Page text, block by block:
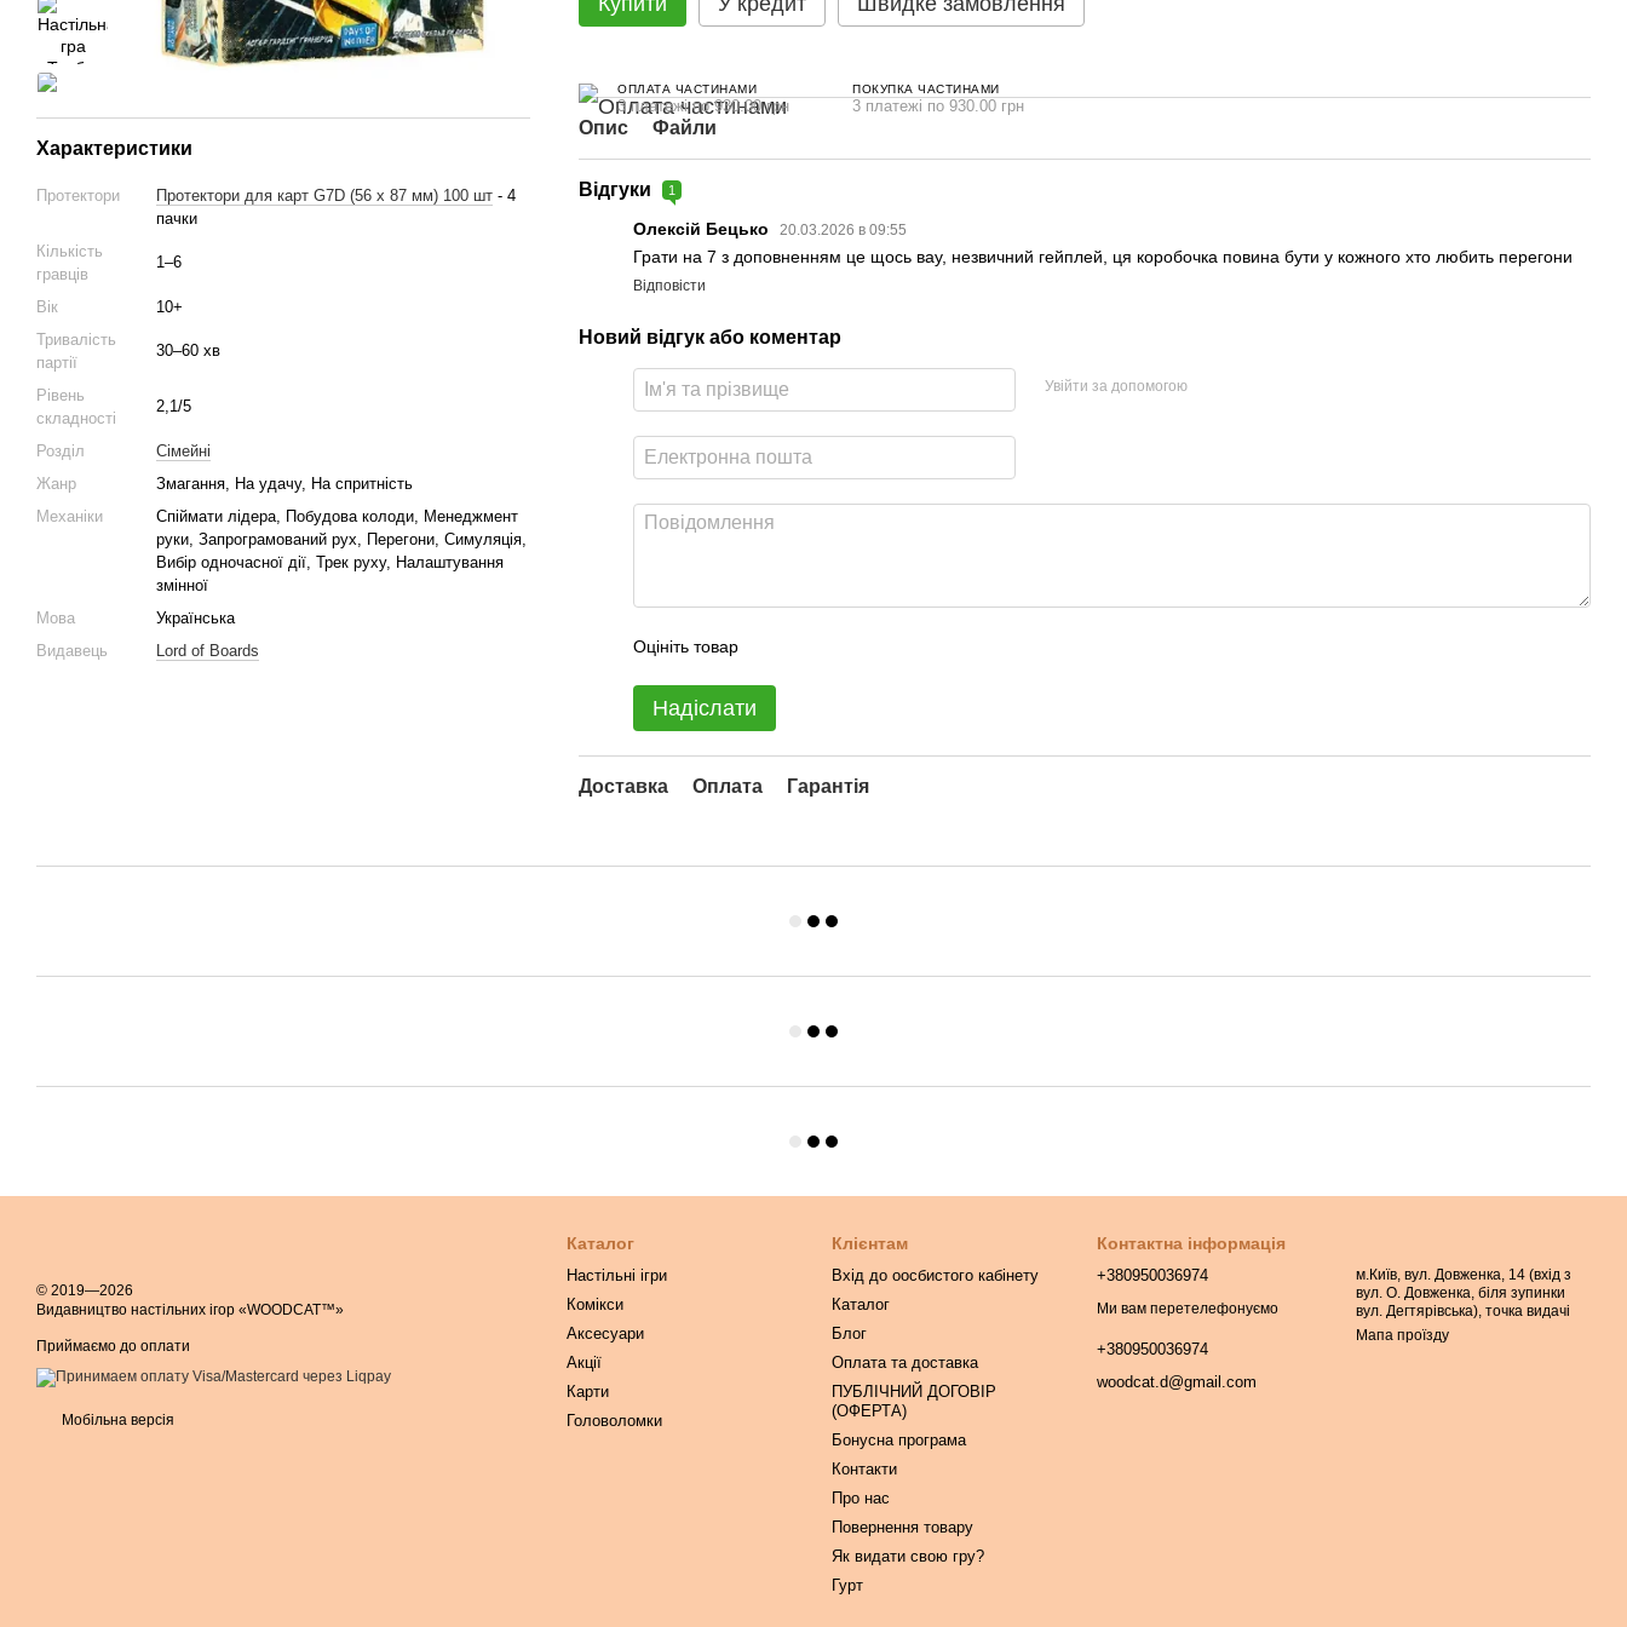
Характеристики
Протектори Протектори для карт G7D (56 x 87 мм) 100 шт - 4
пачки
Кількість
гравців
1–6
Вік
10+
Тривалість
партії
30–60 хв
Рівень
складності
2,1/5
Розділ
Cімейні
Жанр
Змагання, На удачу, На спритність
Механіки
Спіймати лідера, Побудова колоди, Менеджмент
руки, Запрограмований рух, Перегони, Симуляція,
Вибір одночасної дії, Трек руху, Налаштування
змінної
Мова
Українська
Видавець
Lord of Boards
ОПЛАТА ЧАСТИНАМИ
3 платежі по 930.00 грн
ПОКУПКА ЧАСТИНАМИ
3 платежі по 930.00 грн
Опис Файли
Відгуки 1
Олексій Бецько 20.03.2026 в 09:55
Грати на 7 з доповненням це щось вау, незвичний гейплей, ця коробочка повина бути у кожного хто любить перегони
Відповісти
Новий відгук або коментар
Увійти за допомогою
Оцініть товар
Надіслати
Доставка Оплата Гарантія
© 2019—2026
Видавництво настільних ігор «WOODCAT™»
Приймаємо до оплати
Мобільна версія
Каталог
Настільні ігри
Комікси
Аксесуари
Акції
Карти
Головоломки
Клієнтам
Вхід до оосбистого кабінету
Каталог
Блог
Оплата та доставка
ПУБЛІЧНИЙ ДОГОВІР
(ОФЕРТА)
Бонусна програма
Контакти
Про нас
Повернення товару
Як видати свою гру?
Гурт
Контактна інформація
+380950036974
Ми вам перетелефонуємо
+380950036974
woodcat.d@gmail.com
м.Київ, вул. Довженка, 14 (вхід з
вул. О. Довженка, біля зупинки
вул. Дегтярівська), точка видачі
Мапа проїзду